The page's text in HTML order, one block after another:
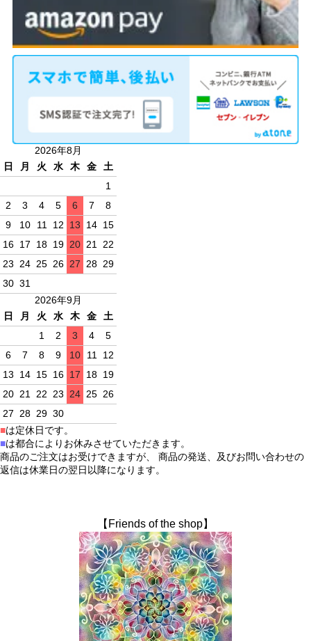
2026年8月
日
月 火 水 木 金
土
1
2
3 4 5 6 7
8
9
10 11 12 13 14 15
16 17 18 19 20 21 22
23 24 25 26 27 28 29
30 31
2026年9月
日
月 火 水 木 金
土
1
2 3 4
5
6
7 8 9 10 11 12
13
14 15 16 17 18 19
20 21 22 23 24 25 26
27 28 29 30
■は定休日です。
■は都合によりお休みさせていただきます。
商品のご注文はお受けできますが、 商品の発送、及びお問い合わせの
返信は休業日の翌日以降になります。
【Friends of the shop】